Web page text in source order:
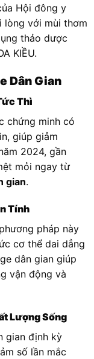
Hội đông y
lòng với mùi thơm
thảo dược
KIỀU.
Dân Gian
Thì
chứng minh có
giúp giảm
2024, gần
mỏi ngay từ
gian.
Tính
pháp này
cơ thể dai dẳng
dân gian giúp
vận động và
Lượng Sống
gian định kỳ
số lần mắc